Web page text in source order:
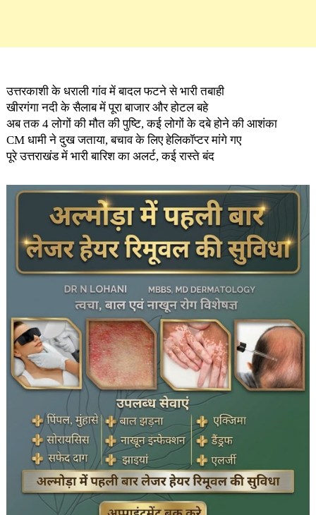
उत्तरकाशी के धराली गांव में बादल फटने से भारी तबाही
खीरगंगा नदी के सैलाब में पूरा बाजार और होटल बहे
अब तक 4 लोगों की मौत की पुष्टि, कई लोगों के दबे होने की आशंका
CM धामी ने दुख जताया, बचाव के लिए हेलिकॉप्टर मांगे गए
पूरे उत्तराखंड में भारी बारिश का अलर्ट, कई रास्ते बंद